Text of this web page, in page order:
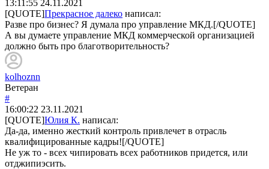
13:11:55 24.11.2021
[QUOTE]Прекрасное далеко написал:
Разве про бизнес? Я думала про управление МКД.[/QUOTE]
А вы думаете управление МКД коммерческой организацией
должно быть про благотворительность?
kolhoznn
Ветеран
#
16:00:22 23.11.2021
[QUOTE]Юлия К. написал:
Да-да, именно жесткий контроль привлечет в отрасль
квалифицированные кадры![/QUOTE]
Не уж то - всех чипировать всех работников придется, или
отджипиэсить.